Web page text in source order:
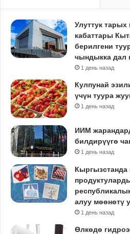
Улуттук тарых
кабаттары
берилгени
чындыкка дал
1 день назад
Кулпунай
үчүн туура
1 день назад
ИИМ
билдирүүгө
1 день назад
Кыргызстанда
алуу мөөнөтү
1 день назад
Өлкөдө